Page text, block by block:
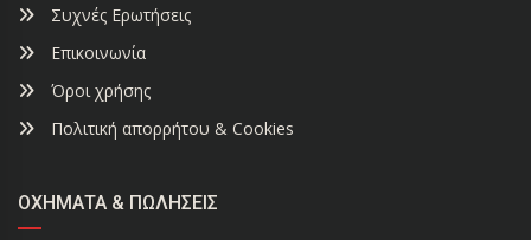
Συχνές Ερωτήσεις
Επικοινωνία
Όροι χρήσης
Πολιτική απορρήτου & Cookies
ΟΧΉΜΑΤΑ & ΠΩΛΉΣΕΙΣ